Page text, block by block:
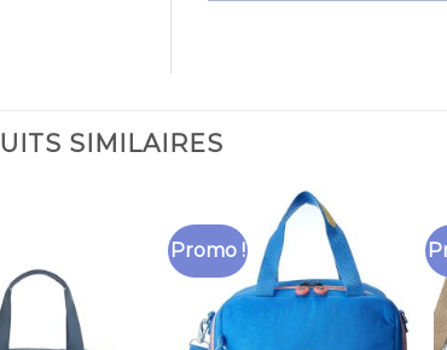
SIMILAIRES
Promo !